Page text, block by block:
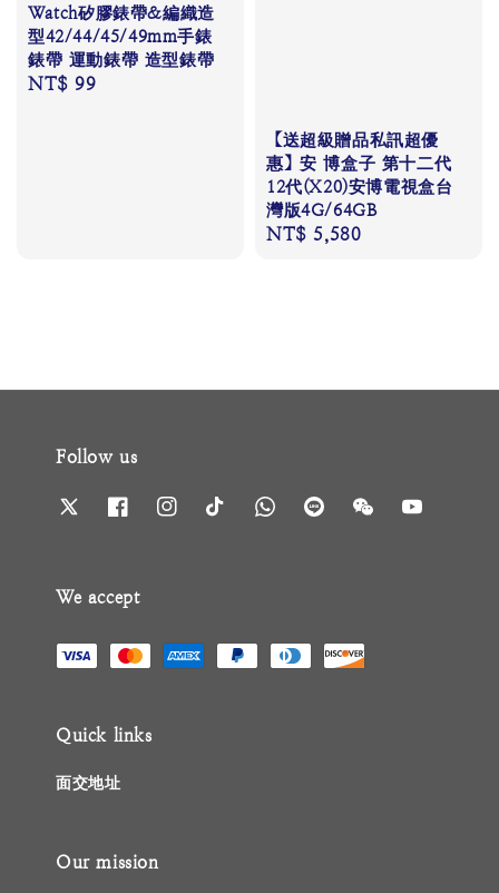
Watch矽膠錶帶&編織造
型42/44/45/49mm手錶
錶帶 運動錶帶 造型錶帶
Regular
NT$ 99
【送超級贈品私訊超優
惠】安 博盒子 第十二代
12代(X20)安博電視盒台
灣版4G/64GB
Regular
NT$ 5,580
Follow us
We accept
Quick links
面交地址
Our mission